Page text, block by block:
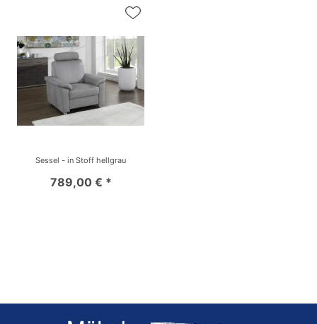
Sessel - in Stoff hellgrau
789,00 € *